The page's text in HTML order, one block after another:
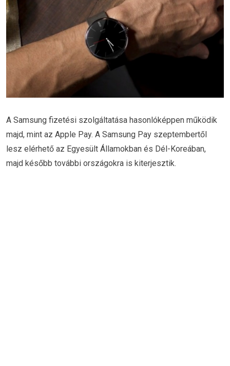
A Samsung fizetési szolgáltatása hasonlóképpen működik
majd, mint az Apple Pay. A Samsung Pay szeptembertől
lesz elérhető az Egyesült Államokban és Dél-Koreában,
majd később további országokra is kiterjesztik.